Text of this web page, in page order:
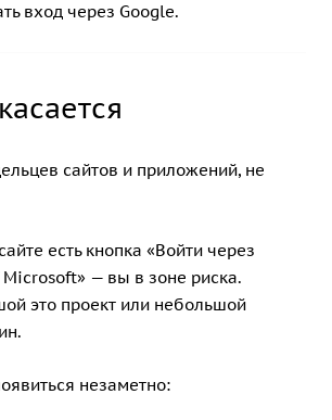
вход через Google.
сайтов и приложений, не
есть кнопка «Войти через
— вы в зоне риска.
это проект или небольшой
незаметно: